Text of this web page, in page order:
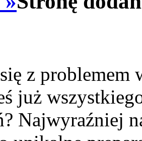
z problemem
już
Najwyraźniej